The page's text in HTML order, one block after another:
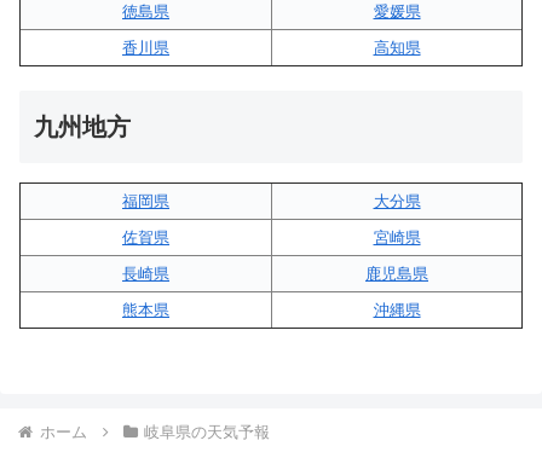
徳島県
愛媛県
香川県
高知県
九州地方
福岡県
大分県
佐賀県
宮崎県
長崎県
鹿児島県
熊本県
沖縄県
ホーム 岐阜県の天気予報